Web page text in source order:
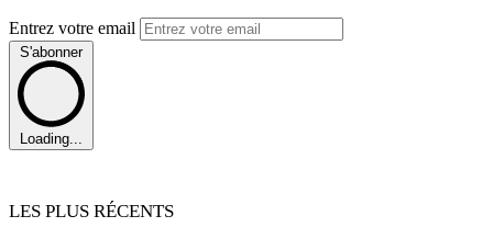
Entrez votre email
S'abonner
Loading...
LES PLUS RÉCENTS